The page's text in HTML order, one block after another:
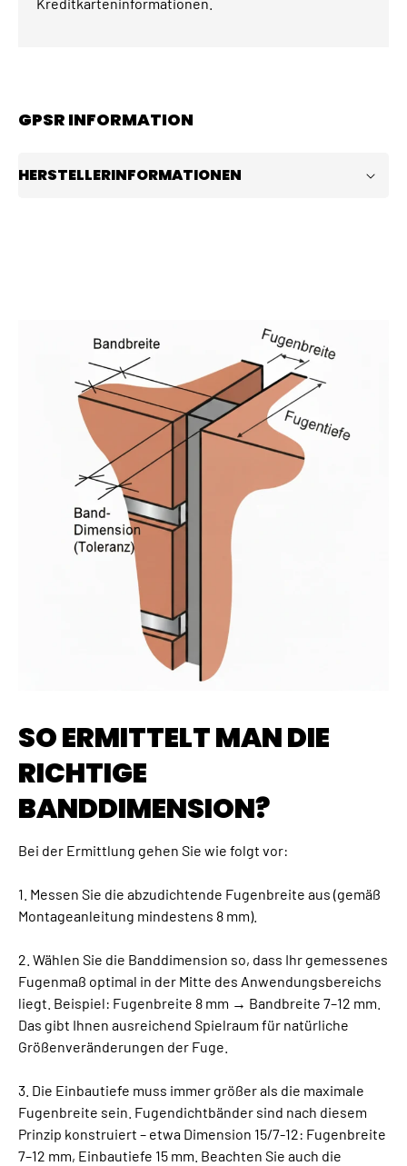
GPSR INFORMATION
HERSTELLERINFORMATIONEN
SO ERMITTELT MAN DIE
RICHTIGE
BANDDIMENSION?
Bei der Ermittlung gehen Sie wie folgt vor:
1. Messen Sie die abzudichtende Fugenbreite aus (gemäß
Montageanleitung mindestens 8 mm).
2. Wählen Sie die Banddimension so, dass Ihr gemessenes
Fugenmaß optimal in der Mitte des Anwendungsbereichs
liegt. Beispiel: Fugenbreite 8 mm → Bandbreite 7–12 mm.
Das gibt Ihnen ausreichend Spielraum für natürliche
Größenveränderungen der Fuge.
3. Die Einbautiefe muss immer größer als die maximale
Fugenbreite sein. Fugendichtbänder sind nach diesem
Prinzip konstruiert – etwa Dimension 15/7-12: Fugenbreite
7–12 mm, Einbautiefe 15 mm. Beachten Sie auch die